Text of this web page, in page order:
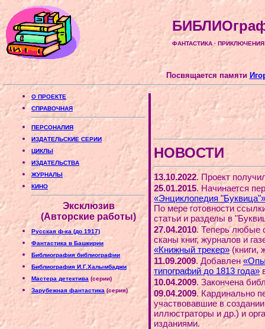
ФАНТАСТИКА · ПРИКЛЮЧЕНИЯ
Посвящается памяти
О ПРОЕКТЕ
СПРАВОЧНАЯ
ПЕРСОНАЛИЯ
ИЗДАТЕЛЬСКИЕ СЕРИИ
ЦИКЛЫ
ИЗДАТЕЛЬСТВА
ЖУРНАЛЫ
КИНО
Эксклюзив
(Авторские работы)
Русская ф-ка (до 1917)
Фантастика в Башкирии
Библиография библиографии
Библиография И.Г.Халымбаджи
Мастера детектива (серии)
Зарубежная фантастика(серия)
НОВОСТИ
13.10.2022. Проект
25.01.2015. Начинается
«Энциклопедия "Буквица"»
По мере готовности
статьи и разделы в
27.04.2010. Теперь любые
сканы книг, журналов и
«Книжный трекер» (книги,
11.09.2009. Добавлен
типографий до 1813 года»
10.04.2009. Закончена
09.04.2009. Кардинально
участвовавшие в
иллюстраторы и др.) и
изданиями.